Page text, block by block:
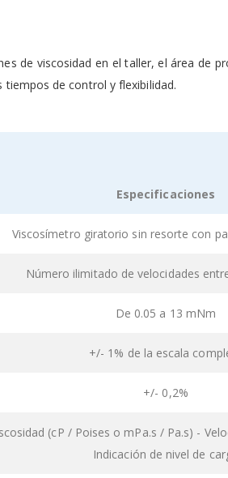
de viscosidad en el taller, el área de
de control y flexibilidad.
Especificaciones
Viscosímetro giratorio sin resorte con
Número ilimitado de velocidades
De 0.05 a 13 mNm
+/- 1% de la escala
+/- 0,2%
(cP / Poises o mPa.s / Pa.s) -
Indicación de nivel de